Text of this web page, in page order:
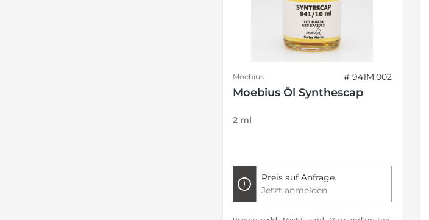
Moebius # 941M.002
Moebius Öl Synthescap
2 ml
Preis auf Anfrage.
Jetzt anmelden